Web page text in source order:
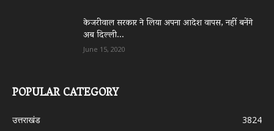
केजरीवाल सरकार ने लिया अपना आदेश वापस, नहीं बनेंगे
अब दिल्ली...
June 15, 2020
POPULAR CATEGORY
उत्तराखंड
3824